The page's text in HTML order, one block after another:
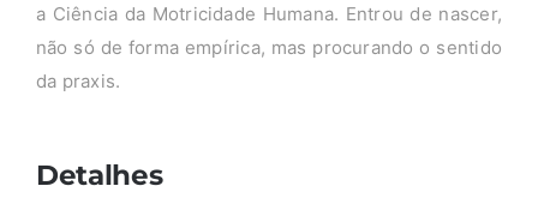
a Ciência da Motricidade Humana. Entrou de nascer,
não só de forma empírica, mas procurando o sentido
da praxis.
Detalhes